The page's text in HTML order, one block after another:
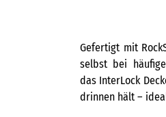
Gefertigt mit
selbst bei
das InterLock
drinnen hält –